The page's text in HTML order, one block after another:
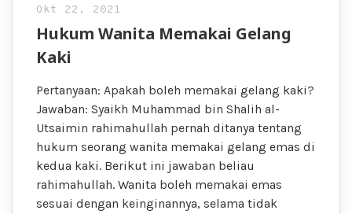
Okt 22, 2021
Hukum Wanita Memakai Gelang
Kaki
Pertanyaan: Apakah boleh memakai gelang kaki?
Jawaban: Syaikh Muhammad bin Shalih al-
Utsaimin rahimahullah pernah ditanya tentang
hukum seorang wanita memakai gelang emas di
kedua kaki. Berikut ini jawaban beliau
rahimahullah. Wanita boleh memakai emas
sesuai dengan keinginannya, selama tidak